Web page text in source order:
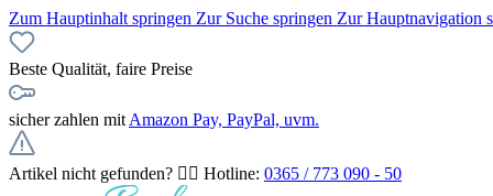
Zum Hauptinhalt springen Zur Suche springen Zur Hauptnavigation
Beste Qualität, faire Preise
sicher zahlen mit Amazon Pay, PayPal, uvm.
Artikel nicht gefunden? 👉🏻 Hotline: 0365 / 773 090 - 50